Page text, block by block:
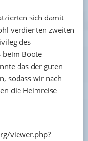
sich damit
verdienten zweiten
des
beim Boote
das der guten
sodass wir nach
die Heimreise
viewer.php?